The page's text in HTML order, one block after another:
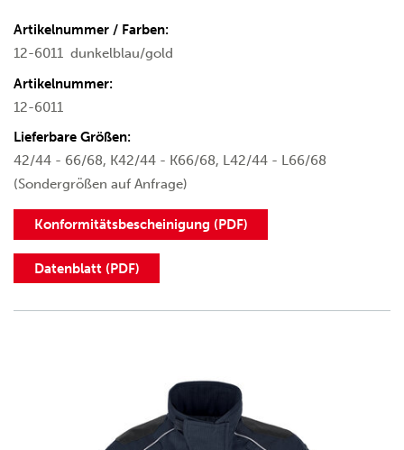
Artikelnummer / Farben:
12-6011 dunkelblau/gold
Artikelnummer:
12-6011
Lieferbare Größen:
42/44 - 66/68, K42/44 - K66/68, L42/44 - L66/68
(Sondergrößen auf Anfrage)
Konformitätsbescheinigung (PDF)
Datenblatt (PDF)